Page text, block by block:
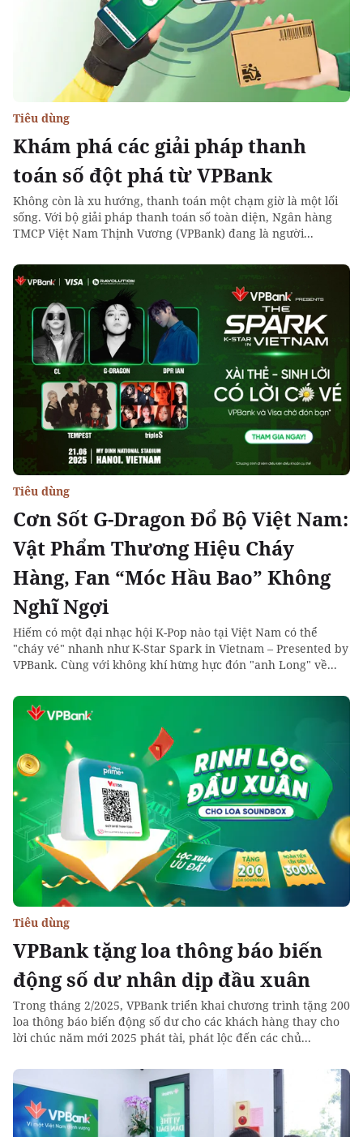
Khám phá các giải pháp thanh
toán số đột phá từ VPBank
Tiêu dùng
Không còn là xu hướng, thanh toán một chạm giờ là một lối
sống. Với bộ giải pháp thanh toán số toàn diện, Ngân hàng
TMCP Việt Nam Thịnh Vương (VPBank) đang là người...
Cơn Sốt G-Dragon Đổ Bộ Việt Nam:
Vật Phẩm Thương Hiệu Cháy
Hàng, Fan “Móc Hầu Bao” Không
Nghĩ Ngợi
Tiêu dùng
Hiếm có một đại nhạc hội K-Pop nào tại Việt Nam có thể
"cháy vé" nhanh như K-Star Spark in Vietnam – Presented by
VPBank. Cùng với không khí hừng hực đón "anh Long" về...
VPBank tặng loa thông báo biến
động số dư nhân dịp đầu xuân
Tiêu dùng
Trong tháng 2/2025, VPBank triển khai chương trình tặng 200
loa thông báo biến động số dư cho các khách hàng thay cho
lời chúc năm mới 2025 phát tài, phát lộc đến các chủ...